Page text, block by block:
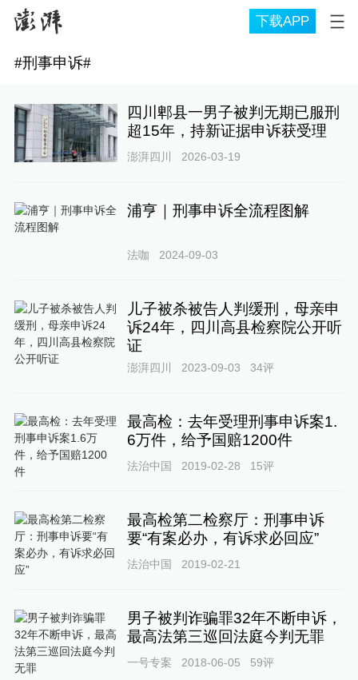
下载APP
#刑事申诉#
四川郫县一男子被判无期已服刑
超15年，持新证据申诉获受理
澎湃四川 2026-03-19
浦亨｜刑事申诉全流程图解
法咖 2024-09-03
儿子被杀被告人判缓刑，母亲申
诉24年，四川高县检察院公开听
证
澎湃四川 2023-09-03 34评
最高检：去年受理刑事申诉案1.
6万件，给予国赔1200件
法治中国 2019-02-28 15评
最高检第二检察厅：刑事申诉
要“有案必办，有诉求必回应”
法治中国 2019-02-21
男子被判诈骗罪32年不断申诉，
最高法第三巡回法庭今判无罪
一号专案 2018-06-05 59评